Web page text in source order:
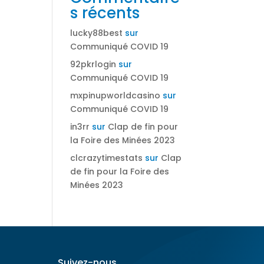
s récents
lucky88best sur
Communiqué COVID 19
92pkrlogin sur
Communiqué COVID 19
mxpinupworldcasino sur
Communiqué COVID 19
in3rr sur Clap de fin pour
la Foire des Minées 2023
clcrazytimestats sur Clap
de fin pour la Foire des
Minées 2023